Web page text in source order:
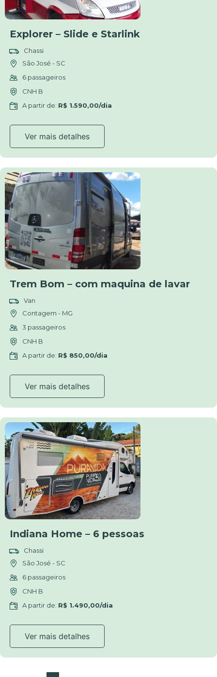
Explorer – Slide e Starlink
Chassi
São José - SC
6 passageiros
CNH B
A partir de: R$ 1.590,00/dia
Ver mais detalhes
Trem Bom – com maquina de lavar
Van
Contagem - MG
3 passageiros
CNH B
A partir de: R$ 850,00/dia
Ver mais detalhes
Indiana Home – 6 pessoas
Chassi
São José - SC
6 passageiros
CNH B
A partir de: R$ 1.490,00/dia
Ver mais detalhes